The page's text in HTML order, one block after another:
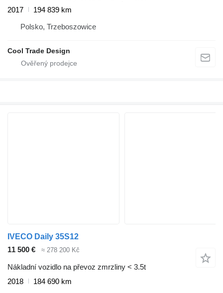
2017
194 839 km
Polsko, Trzeboszowice
Cool Trade Design
IVECO Daily 35S12
11 500 €
≈ 278 200 Kč
Nákladní vozidlo na převoz zmrzliny < 3.5t
2018
184 690 km